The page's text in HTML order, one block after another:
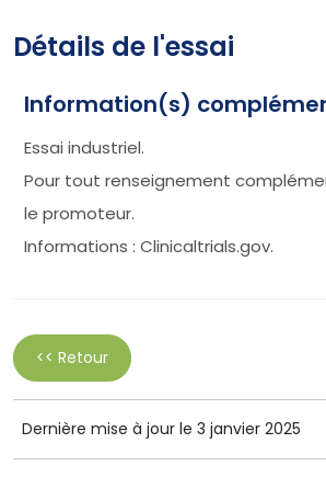
Détails de l'essai
Information(s)
Essai industriel.
Pour tout renseignement
le promoteur.
Informations : Clinicaltrials.gov.
<< Retour
Dernière mise à jour le 3 janvier 2025